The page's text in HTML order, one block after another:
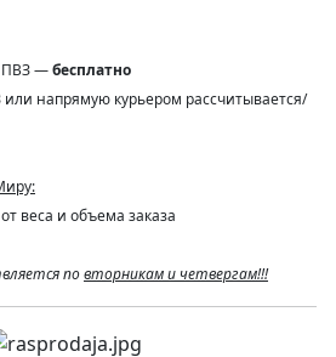
ПВЗ —бесплатно
или напрямую курьером рассчитывается/
веса и объема заказа
повторникам и четвергам!!!